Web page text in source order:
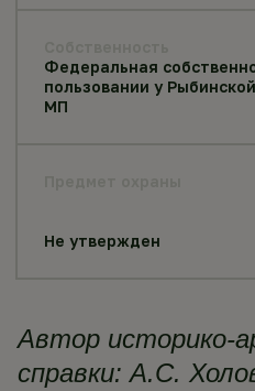
Федеральная
пользовании у
МП
Не утвержден
Автор историко-
справки: А.С.